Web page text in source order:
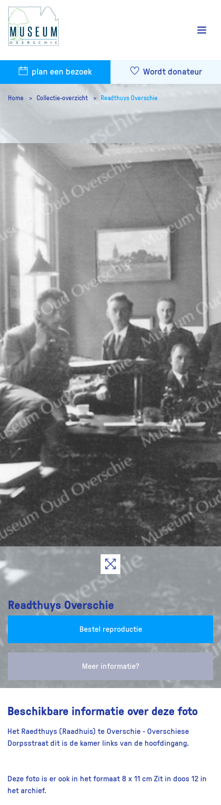
plan een bezoek Wordt donateur
Home Collectie-overzicht Readthuys Overschie
Readthuys Overschie
Bestel reproductie
Meer informatie?
Beschikbare informatie over deze foto
Het Raedthuys (Raadhuis) te Overschie - Overschiese
Dorpsstraat dit is de kamer links van de hoofdingang.
Deze foto is er ook in het formaat 8 x 11 cm Zit in doos 12 in
het archief.